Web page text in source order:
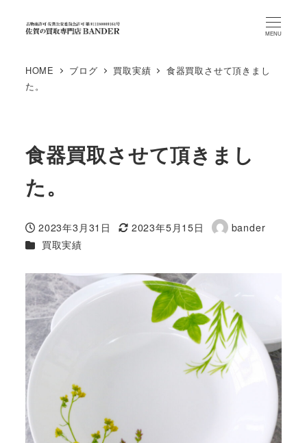
MENU
HOME ブログ 買取実績
食器買取させて頂きまし
た。
食器買取させて頂きまし
た。
投稿日
2023年3月31日
更新日
2023年5月15日
著
bander
カテゴリー
買取実績